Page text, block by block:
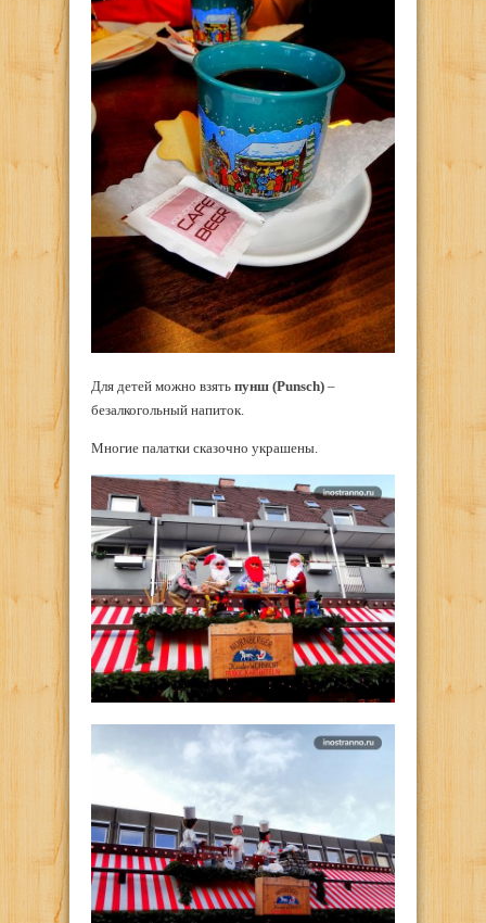
Для детей можно взять пунш (Punsch) –
безалкогольный напиток.
Многие палатки сказочно украшены.